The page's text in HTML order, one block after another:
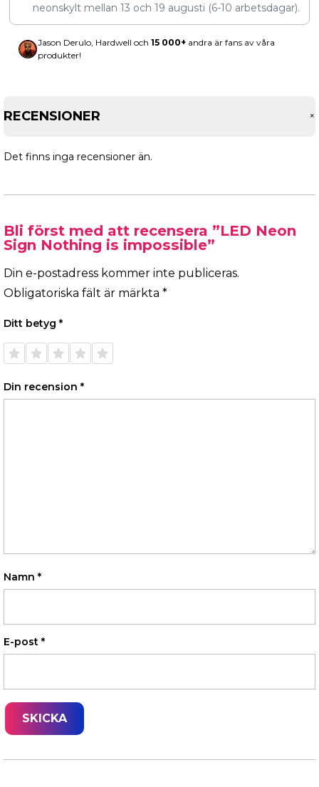
neonskylt mellan 13 och 19 augusti (6-10 arbetsdagar).
Jason Derulo, Hardwell och 15 000+ andra är fans av våra
produkter!
RECENSIONER +
Det finns inga recensioner än.
Bli först med att recensera ”LED Neon
Sign Nothing is impossible”
Din e-postadress kommer inte publiceras.
Obligatoriska fält är märkta *
Ditt betyg *
1 av 5
stjärnor
2 av 5
stjärnor
3 av 5
stjärnor
4 av 5
stjärnor
5 av 5
stjärnor
Din recension *
Namn *
E-post *